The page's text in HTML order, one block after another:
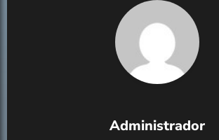
Administrador